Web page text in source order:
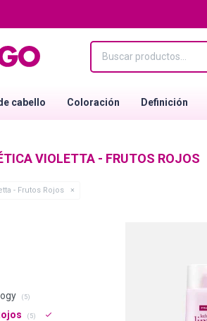
cabello Coloración Definición
VIOLETTA - FRUTOS ROJOS
- Frutos Rojos
(5)
(5)